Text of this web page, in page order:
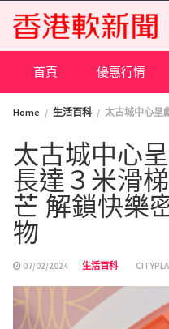
content
首頁 優惠行情
Home 生活百科 太古城中心呈
太古城中心
長達３米滑
芒 解鎖快樂
物
07/02/2024 生活百科